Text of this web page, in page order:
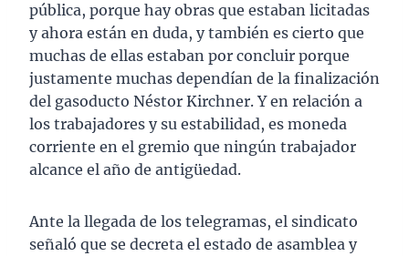
pública, porque hay obras que estaban licitadas
y ahora están en duda, y también es cierto que
muchas de ellas estaban por concluir porque
justamente muchas dependían de la finalización
del gasoducto Néstor Kirchner. Y en relación a
los trabajadores y su estabilidad, es moneda
corriente en el gremio que ningún trabajador
alcance el año de antigüedad.
Ante la llegada de los telegramas, el sindicato
señaló que se decreta el estado de asamblea y